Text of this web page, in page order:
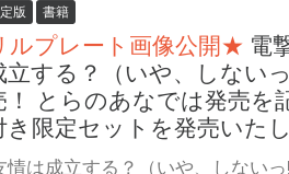
版 書籍
プレート画像公開★ 電
立する？（いや、しない
！ とらのあなでは発売を
き限定セットを発売いた